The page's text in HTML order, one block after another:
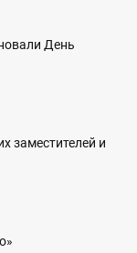
День
заместителей и